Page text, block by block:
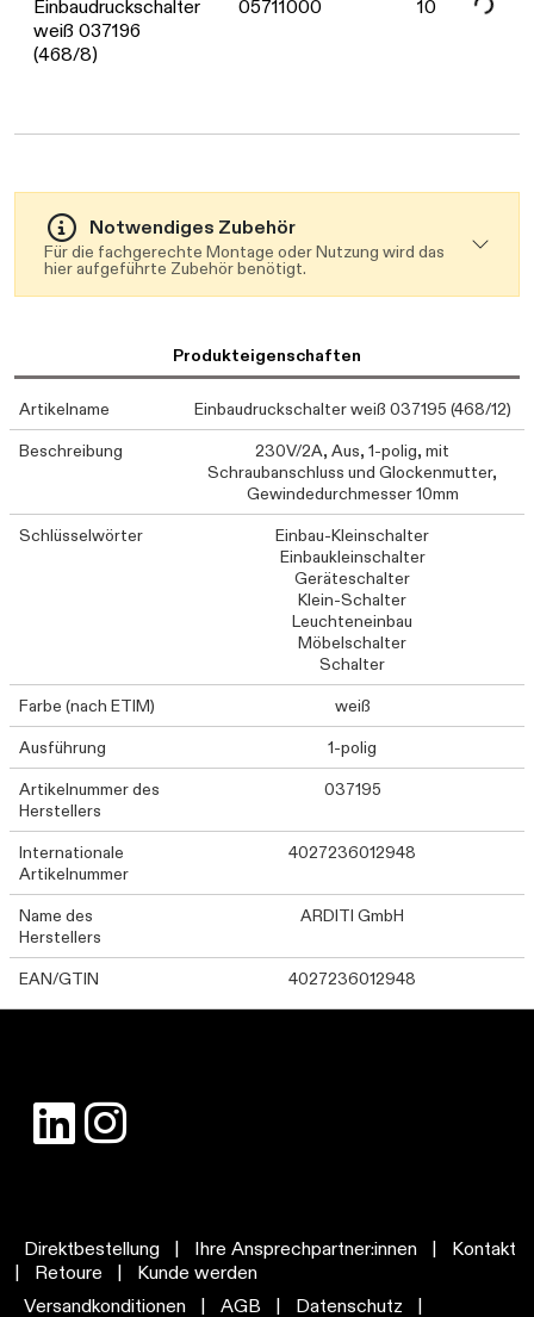
Einbaudruckschalter
weiß 037196
(468/8)
05711000 10
Notwendiges Zubehör
Für die fachgerechte Montage oder Nutzung wird das
hier aufgeführte Zubehör benötigt.
Produkteigenschaften
Artikelname
Einbaudruckschalter weiß 037195 (468/12)
Beschreibung
230V/2A, Aus, 1-polig, mit
Schraubanschluss und Glockenmutter,
Gewindedurchmesser 10mm
Schlüsselwörter
Einbau-Kleinschalter
Einbaukleinschalter
Geräteschalter
Klein-Schalter
Leuchteneinbau
Möbelschalter
Schalter
Farbe (nach ETIM)
weiß
Ausführung
1-polig
Artikelnummer des
Herstellers
037195
Internationale
Artikelnummer
4027236012948
Name des
Herstellers
ARDITI GmbH
EAN/GTIN 4027236012948
Direktbestellung | Ihre Ansprechpartner:innen |
Kontakt
|
Retoure |
Kunde werden
Versandkonditionen
| AGB | Datenschutz |